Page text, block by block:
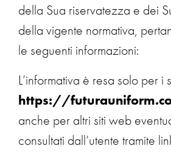
della Sua riservatezza e dei
della vigente normativa,
le seguenti informazioni:
L’informativa è resa solo per i
https://
anche per altri siti web
consultati dall’utente tramite